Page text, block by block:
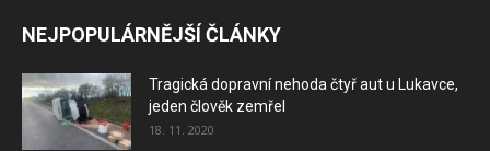
NEJPOPULÁRNĚJŠÍ ČLÁNKY
Tragická dopravní nehoda čtyř aut u Lukavce,
jeden člověk zemřel
18. 11. 2020